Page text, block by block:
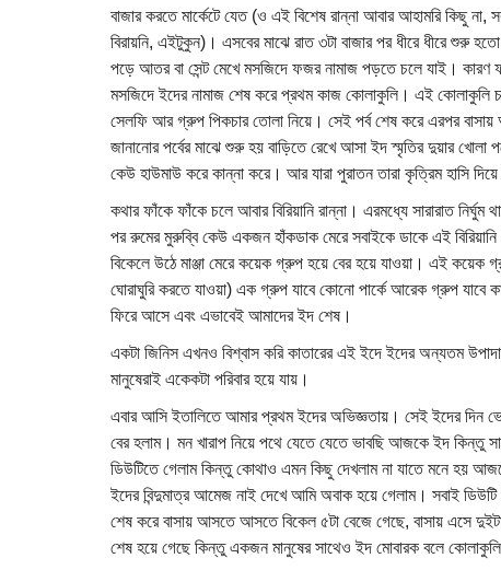
বাজার করতে মার্কেটে যেত (ও এই বিশেষ রান্না আবার আহামরি কিছু
বিরায়নি, এইটুকুন)। এসবের মাঝে রাত ৩টা বাজার পর ধীরে ধীরে শুরু
পড়ে আতর বা সেন্ট মেখে মসজিদে ফজর নামাজ পড়তে চলে যাই। কারণ
মসজিদে ইদের নামাজ শেষ করে প্রথম কাজ কোলাকুলি। এই কোলাকুলি
সেলফি আর গ্রুপ পিকচার তোলা নিয়ে। সেই পর্ব শেষ করে এরপর
জানানোর পর্বের মাঝে শুরু হয় বাড়িতে রেখে আসা ইদ স্মৃতির দুয়ার
কেউ হাউমাউ করে কান্না করে। আর যারা পুরাতন তারা কৃত্রিম হাসি
কথার ফাঁকে ফাঁকে চলে আবার বিরিয়ানি রান্না। এরমধ্যে সারারাত
পর রুমের মুরুব্বি কেউ একজন হাঁকডাক মেরে সবাইকে ডাকে এই
বিকেলে উঠে মাঞ্জা মেরে কয়েক গ্রুপ হয়ে বের হয়ে যাওয়া। এই কয়েক
ঘোরাঘুরি করতে যাওয়া) এক গ্রুপ যাবে কোনো পার্কে আরেক গ্রুপ যাবে
ফিরে আসে এবং এভাবেই আমাদের ইদ শেষ।
একটা জিনিস এখনও বিশ্বাস করি কাতারের এই ইদে ইদের অন্যতম
মানুষেরাই একেকটা পরিবার হয়ে যায়।
এবার আসি ইতালিতে আমার প্রথম ইদের অভিজ্ঞতায়। সেই ইদের দিন
বের হলাম। মন খারাপ নিয়ে পথে যেতে যেতে ভাবছি আজকে ইদ কিন্তু
ডিউটিতে গেলাম কিন্তু কোথাও এমন কিছু দেখলাম না যাতে মনে হয়
ইদের বিন্দুমাত্র আমেজ নাই দেখে আমি অবাক হয়ে গেলাম। সবাই
শেষ করে বাসায় আসতে আসতে বিকেল ৫টা বেজে গেছে, বাসায় এসে
শেষ হয়ে গেছে কিন্তু একজন মানুষের সাথেও ইদ মোবারক বলে